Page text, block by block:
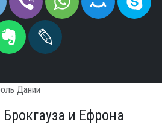
Дании
и Ефрона